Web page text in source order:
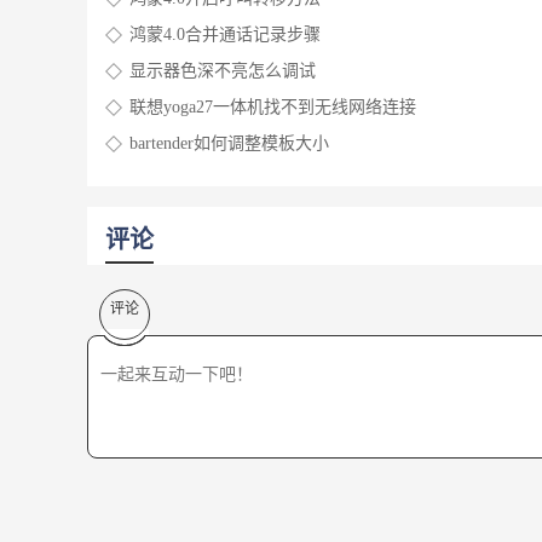
鸿蒙4.0合并通话记录步骤
显示器色深不亮怎么调试
联想yoga27一体机找不到无线网络连接
bartender如何调整模板大小
评论
评论